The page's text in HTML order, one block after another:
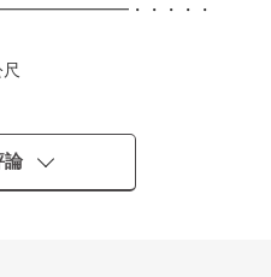
・・・・・
(每月費用6,000日圆)
論